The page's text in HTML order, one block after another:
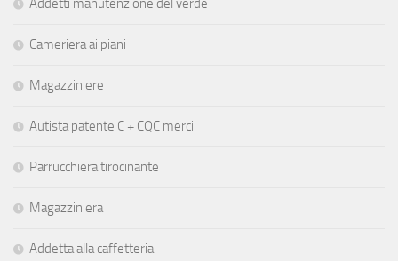
Cameriera ai piani
Magazziniere
Autista patente C + CQC merci
Parrucchiera tirocinante
Magazziniera
Addetta alla caffetteria